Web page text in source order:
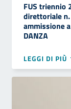
FUS triennio
direttoriale
ammissione
DANZA
LEGGI DI PIÙ